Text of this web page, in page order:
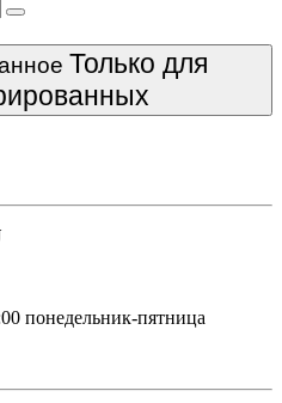
Только для
понедельник-пятница